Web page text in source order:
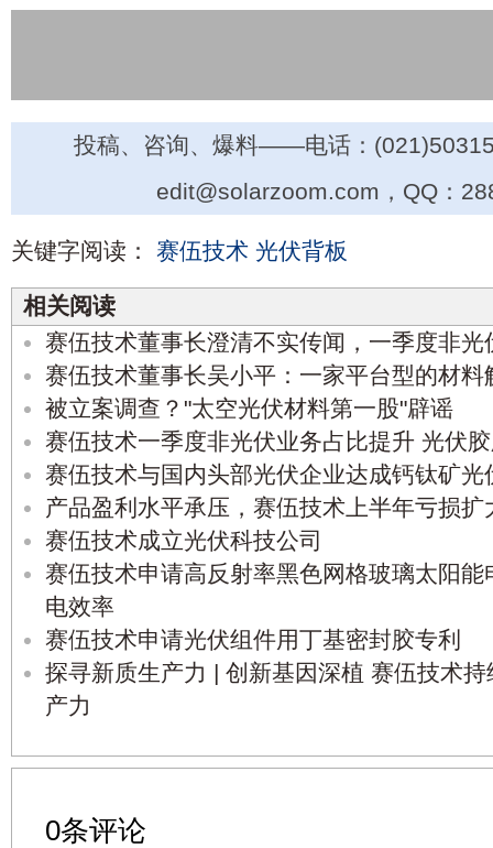
投稿、咨询、爆料——电话：
edit@solarzoom.com，QQ：
关键字阅读： 赛伍技术 光伏背板
相关阅读
赛伍技术董事长澄清不实传闻，一季度非
赛伍技术董事长吴小平：一家平台型的材料
被立案调查？"太空光伏材料第一股"辟谣
赛伍技术一季度非光伏业务占比提升 光伏
赛伍技术与国内头部光伏企业达成钙钛矿光
产品盈利水平承压，赛伍技术上半年亏损
赛伍技术成立光伏科技公司
赛伍技术申请高反射率黑色网格玻璃太阳
电效率
赛伍技术申请光伏组件用丁基密封胶专利
探寻新质生产力 | 创新基因深植 赛伍技术
产力
0条评论